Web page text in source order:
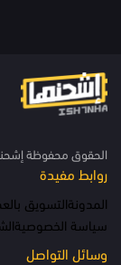
الحقوق محفوظة إشحنها
روابط مفيدة
المدونةالتسويق
سياسة الخصوصية
وسائل التواصل